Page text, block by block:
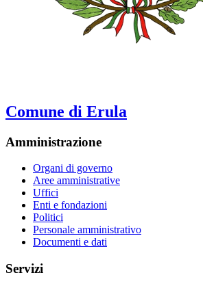
Comune di Erula
Amministrazione
Organi di governo
Aree amministrative
Uffici
Enti e fondazioni
Politici
Personale amministrativo
Documenti e dati
Servizi